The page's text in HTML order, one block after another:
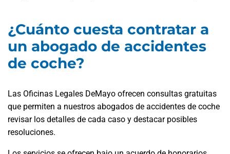
¿Cuánto cuesta contratar a
un abogado de accidentes
de coche?
Las Oficinas Legales DeMayo ofrecen consultas gratuitas
que permiten a nuestros abogados de accidentes de coche
revisar los detalles de cada caso y destacar posibles
resoluciones.